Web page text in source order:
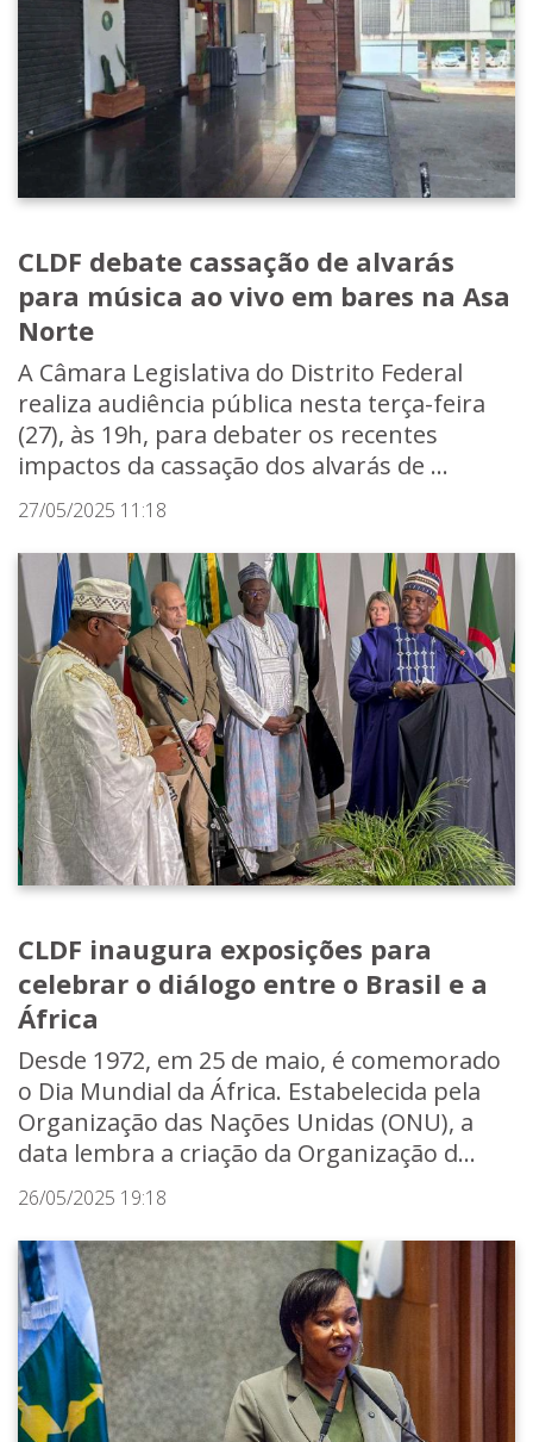
CLDF debate cassação de alvarás
para música ao vivo em bares na Asa
Norte
A Câmara Legislativa do Distrito Federal
realiza audiência pública nesta terça-feira
(27), às 19h, para debater os recentes
impactos da cassação dos alvarás de ...
27/05/2025 11:18
CLDF inaugura exposições para
celebrar o diálogo entre o Brasil e a
África
Desde 1972, em 25 de maio, é comemorado
o Dia Mundial da África. Estabelecida pela
Organização das Nações Unidas (ONU), a
data lembra a criação da Organização d...
26/05/2025 19:18